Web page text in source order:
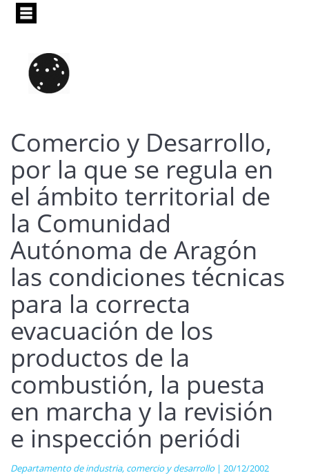
Pasar
principal
Comercio y Desarrollo,
por la que se regula en
el ámbito territorial de
la Comunidad
Autónoma de Aragón
las condiciones técnicas
para la correcta
evacuación de los
productos de la
combustión, la puesta
en marcha y la revisión
e inspección periódi
Departamento de industria, comercio y desarrollo| 20/12/2002